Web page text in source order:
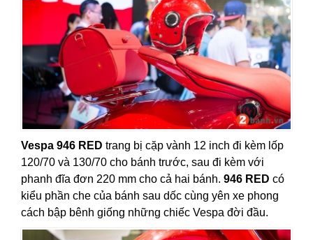
Vespa 946 RED trang bị cặp vành 12 inch đi kèm lốp
120/70 và 130/70 cho bánh trước, sau đi kèm với
phanh đĩa đơn 220 mm cho cả hai bánh. 946 RED có
kiểu phần che của bánh sau dốc cùng yên xe phong
cách bập bênh giống những chiếc Vespa đời đầu.